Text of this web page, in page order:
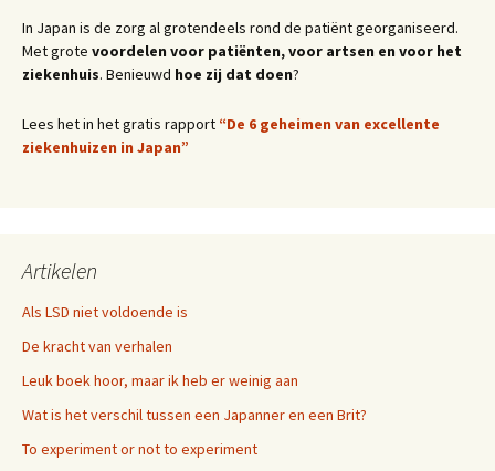
In Japan is de zorg al grotendeels rond de patiënt georganiseerd.
Met grote voordelen voor patiënten, voor artsen en voor het
ziekenhuis. Benieuwd hoe zij dat doen?
Lees het in het gratis rapport “De 6 geheimen van excellente
ziekenhuizen in Japan”
Artikelen
Als LSD niet voldoende is
De kracht van verhalen
Leuk boek hoor, maar ik heb er weinig aan
Wat is het verschil tussen een Japanner en een Brit?
To experiment or not to experiment